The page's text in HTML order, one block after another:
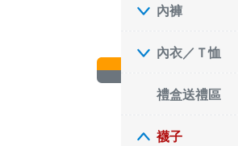
內褲
內衣／Ｔ恤
禮盒送禮區
襪子